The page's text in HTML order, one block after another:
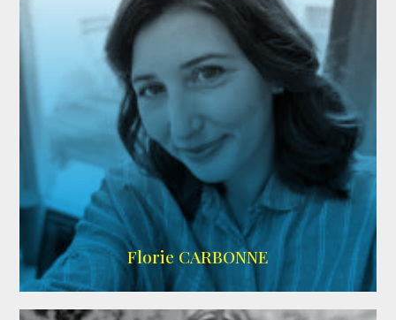
Imdb
Florie CARBONNE